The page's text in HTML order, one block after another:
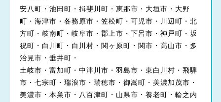
安八町・池田町・揖斐川町・恵那市・大垣市・大野
町・海津市・各務原市・笠松町・可児市・川辺町・北
方町・岐南町・岐阜市・郡上市・下呂市・神戸町・坂
祝町・白川町・白川村・関ヶ原町・関市・高山市・多
治見市・垂井町・
土岐市・富加町・中津川市・羽島市・東白川村・飛騨
市・七宗町・瑞浪市・瑞穂市・御嵩町・美濃加茂市・
美濃市・本巣市・八百津町・山県市・養老町・輪之内